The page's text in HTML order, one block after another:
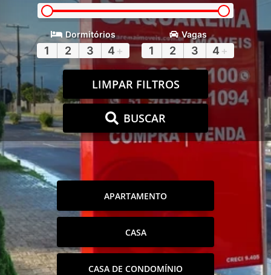
Dormitórios
1 2 3 4 +
Vagas
1 2 3 4 +
LIMPAR FILTROS
BUSCAR
APARTAMENTO
CASA
CASA DE CONDOMÍNIO